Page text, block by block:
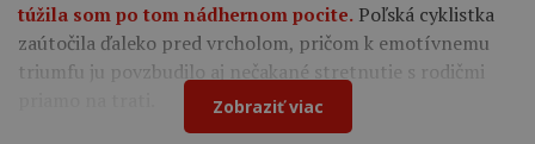
túžila som po tom nádhernom pocite. Poľská cyklistka
zaútočila ďaleko pred vrcholom, pričom k emotívnemu
triumfu ju povzbudilo aj nečakané stretnutie s rodičmi
Zobraziť viac